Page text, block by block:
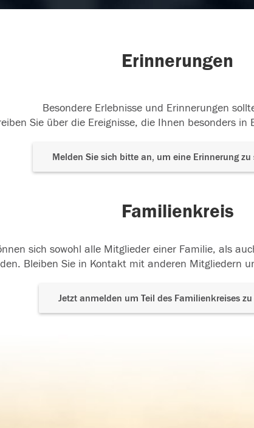
Erinnerungen
Besondere Erlebnisse und Erinnerungen
Sie über die Ereignisse, die Ihnen besonders in
Melden Sie sich bitte an, um eine Erinnerung zu
Familienkreis
sich sowohl alle Mitglieder einer Familie, als
Bleiben Sie in Kontakt mit anderen Mitgliedern
Jetzt anmelden um Teil des Familienkreises zu